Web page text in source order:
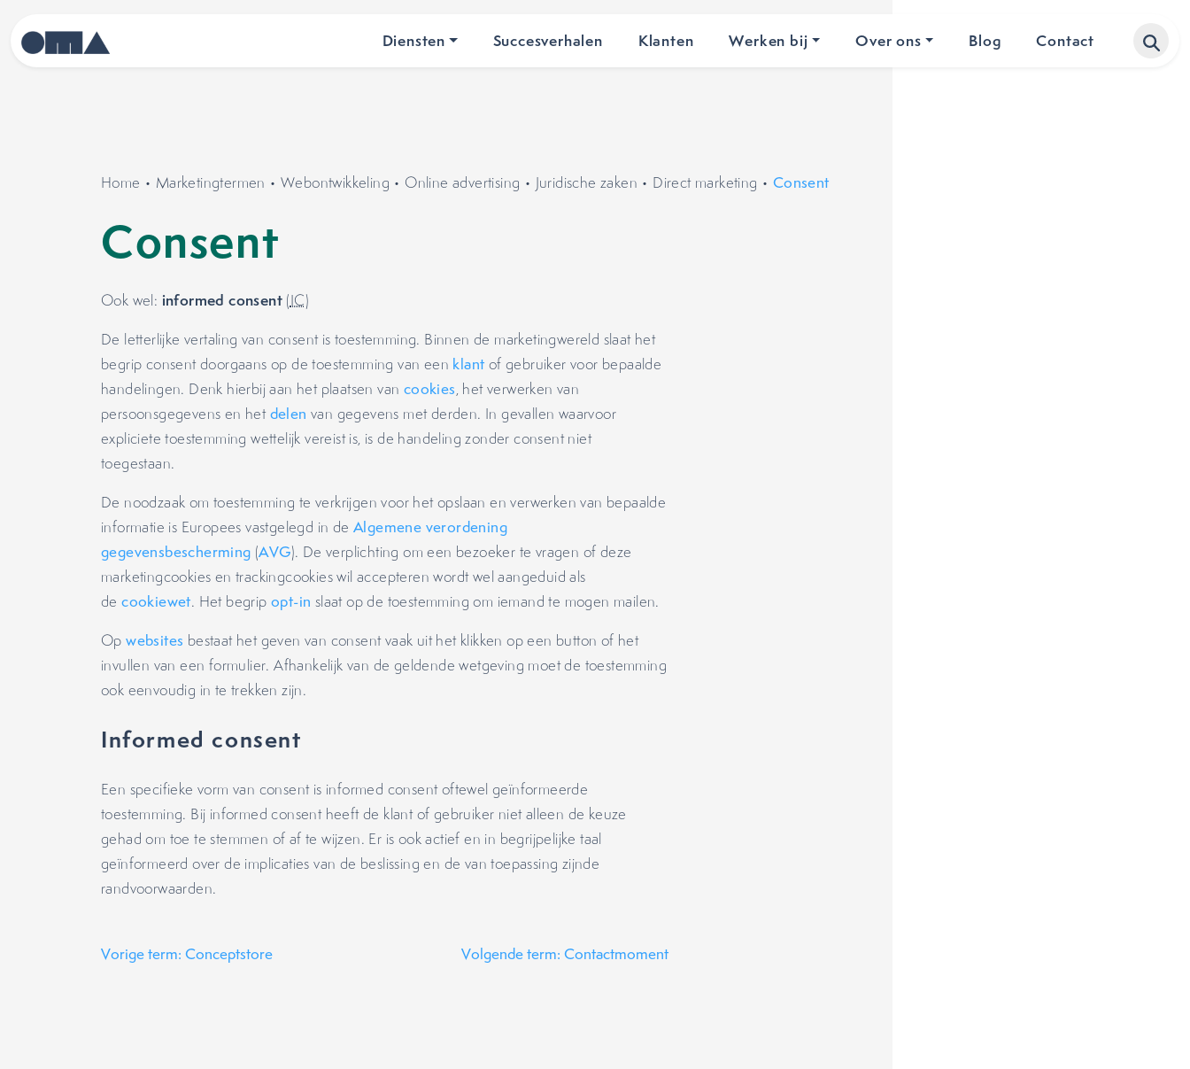
Diensten Succesverhalen Klanten Werken bij Over ons Blog Contact
Home • Marketingtermen •Webontwikkeling • Online advertising • Juridische zaken • Direct marketing • Consent
Consent
Ook wel: informed consent (IC)
De letterlijke vertaling van consent is toestemming. Binnen de marketingwereld slaat het
begrip consent doorgaans op de toestemming van een klant of gebruiker voor bepaalde
handelingen. Denk hierbij aan het plaatsen van cookies, het verwerken van
persoonsgegevens en hetdelen van gegevens met derden. In gevallen waarvoor
expliciete toestemming wettelijk vereist is, is de handeling zonder consent niet
toegestaan.
De noodzaak om toestemming te verkrijgen voor het opslaan en verwerken van bepaalde
informatie is Europees vastgelegd in de Algemene verordening
gegevensbescherming (AVG). De verplichting om een bezoeker te vragen of deze
marketingcookies en trackingcookies wil accepteren wordt wel aangeduid als
decookiewet. Het begripopt-in slaat op de toestemming om iemand te mogen mailen.
Opwebsites bestaat het geven van consent vaak uit het klikken op een button of het
invullen van een formulier. Afhankelijk van de geldende wetgeving moet de toestemming
ook eenvoudig in te trekken zijn.
Informed consent
Een specifieke vorm van consent is informed consent oftewel geïnformeerde
toestemming. Bij informed consent heeft de klant of gebruiker niet alleen de keuze
gehad om toe te stemmen of af te wijzen. Er is ook actief en in begrijpelijke taal
geïnformeerd over de implicaties van de beslissing en de van toepassing zijnde
randvoorwaarden.
Vorige term: Conceptstore Volgende term: Contactmoment